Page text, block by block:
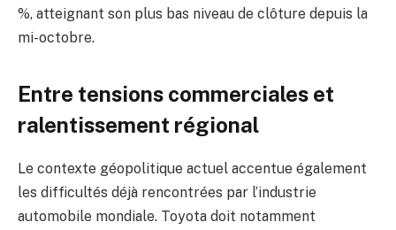
%, atteignant son plus bas niveau de clôture depuis la
mi-octobre.
Entre tensions commerciales et
ralentissement régional
Le contexte géopolitique actuel accentue également
les difficultés déjà rencontrées par l’industrie
automobile mondiale. Toyota doit notamment